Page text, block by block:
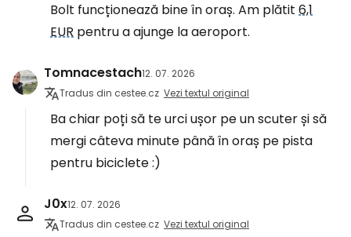
Bolt funcționează bine în oraș. Am plătit 6,1
EUR pentru a ajunge la aeroport.
Tomnacestach12. 07. 2026
Tradus din cestee.cz Vezi textul original
Ba chiar poți să te urci ușor pe un scuter și să
mergi câteva minute până în oraș pe pista
pentru biciclete :)
J0x12. 07. 2026
Tradus din cestee.cz Vezi textul original